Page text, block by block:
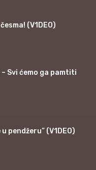
(V1DEO)
Svi ćemo ga pamtiti
pendžeru” (V1DEO)